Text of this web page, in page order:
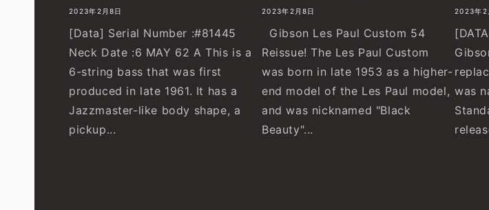
2023年2月8日
[Data] Serial Number :#81445
Neck Date :6 MAY 62 A This is a
6-string bass that was first
produced in late 1961. It has a
Jazzmaster-like body shape, a
pickup...
2023年2月8日
Gibson Les Paul Custom 54
Reissue! The Les Paul Custom
was born in late 1953 as a higher-
end model of the Les Paul model,
and was nicknamed "Black
Beauty"...
2023年2
was